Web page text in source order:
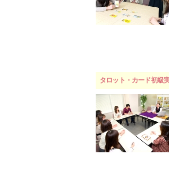
タロット・カード初級